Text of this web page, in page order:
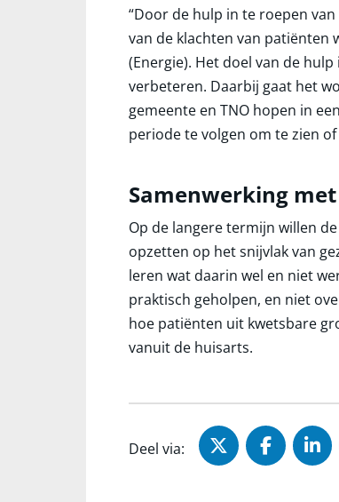
“Door de hulp in te roepen
van de klachten van patiënten
(Energie). Het doel van de
verbeteren. Daarbij gaat het
gemeente en TNO hopen in
periode te volgen om te zien
Samenwerking
Op de langere termijn willen
opzetten op het snijvlak van
leren wat daarin wel en niet
praktisch geholpen, en niet
hoe patiënten uit kwetsbare
vanuit de huisarts.
Deel via: Deel via X
Deel